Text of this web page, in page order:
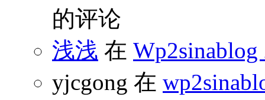
的评论
浅浅 在
yjcgong 在